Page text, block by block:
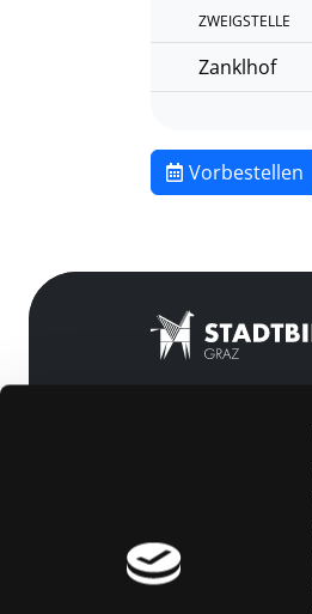
ZWEIGSTELLE
Zanklhof
Vorbestellen
[kju:b]